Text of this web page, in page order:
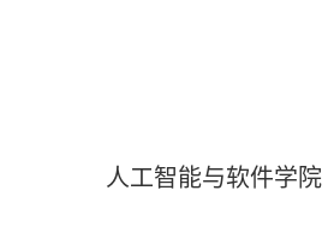
人工智能与软件学院